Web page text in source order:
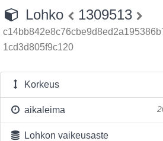
Lohko 1309513
1cd3d805f9c120
Korkeus
aikaleima
Lohkon vaikeusaste